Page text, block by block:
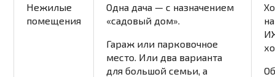
Нежилые
помещения
Одна дача — с назначением
«садовый дом».
Гараж или парковочное
место. Или два варианта
для большой семьи, а